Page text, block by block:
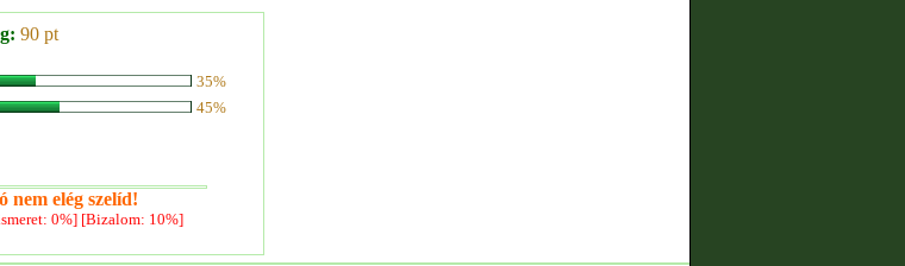
90 pt
35%
45%
nem elég szelíd!
0%] [Bizalom: 10%]